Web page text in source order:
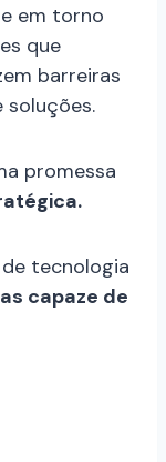
em torno
que
barreiras
soluções.
promessa
tecnologia
capaze de